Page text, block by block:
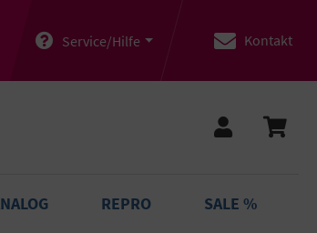
Service/Hilfe Kontakt
REPRO SALE %